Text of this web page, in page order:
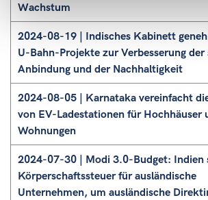
Wachstum
Details
ein/ausblenden
2024-08-19 | Indisches Kabinett
U-Bahn-Projekte zur Verbesserung
Anbindung und der Nachhaltigkeit
Details
ein/ausblenden
2024-08-05 | Karnataka vereinfacht
von EV-Ladestationen für Hochhäuser
Wohnungen
Details
ein/ausblenden
2024-07-30 | Modi 3.0-Budget: Indien
Körperschaftssteuer für ausländische
Unternehmen, um ausländische